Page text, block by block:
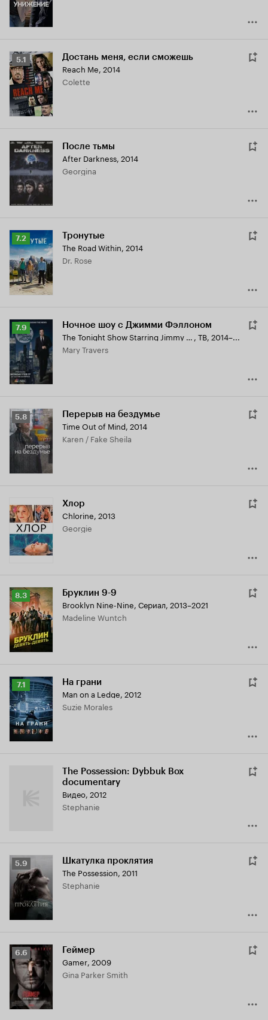
Рейтинг
Кинопоиска
5.1
5.1 Достань меня, если сможешь
Reach Me, 2014
Colette
После тьмы
After Darkness, 2014
Georgina
Рейтинг
Кинопоиска
7.2
7.2 Тронутые
The Road Within, 2014
Dr. Rose
Рейтинг
Кинопоиска
7.9
7.9 Ночное шоу с Джимми Фэллоном
The Tonight Show Starring Jimmy Fallon , ТВ, 2014–...
Mary Travers
Рейтинг
Кинопоиска
5.8
5.8 Перерыв на бездумье
Time Out of Mind, 2014
Karen / Fake Sheila
Хлор
Chlorine, 2013
Georgie
Рейтинг
Кинопоиска
8.3
8.3 Бруклин 9-9
Brooklyn Nine-Nine, Сериал, 2013–2021
Madeline Wuntch
Рейтинг
Кинопоиска
7.1
7.1 На грани
Man on a Ledge, 2012
Suzie Morales
The Possession: Dybbuk Box
documentary
Видео, 2012
Stephanie
Рейтинг
Кинопоиска
5.9
5.9 Шкатулка проклятия
The Possession, 2011
Stephanie
Рейтинг
Кинопоиска
6.6
6.6 Геймер
Gamer, 2009
Gina Parker Smith